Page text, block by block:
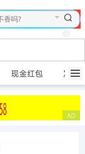
现金红包 发布